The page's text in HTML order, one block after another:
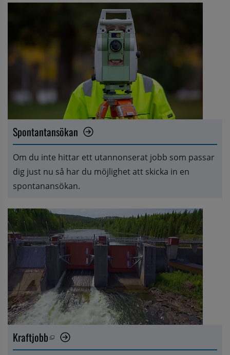
Spontantansökan
Om du inte hittar ett utannonserat jobb som passar
dig just nu så har du möjlighet att skicka in en
spontanansökan.
Kraftjobb
Öppnas i nytt fönster.